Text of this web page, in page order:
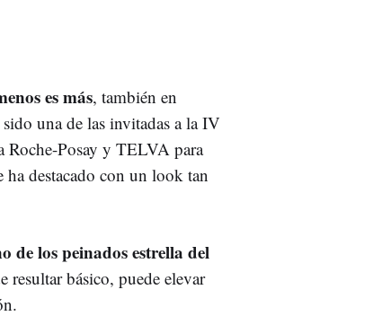
es más, también en
una de las invitadas a la IV
Posay y TELVA para
ha destacado con un look tan
de los peinados estrella del
resultar básico, puede elevar